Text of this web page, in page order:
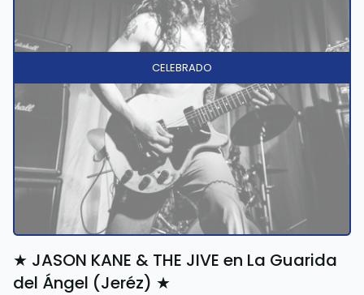
CELEBRADO
★ JASON KANE & THE JIVE en La Guarida
del Ángel (Jeréz) ★